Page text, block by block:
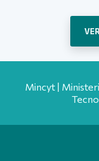
Mincyt |